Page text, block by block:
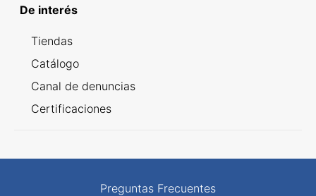
De interés
Tiendas
Catálogo
Canal de denuncias
Certificaciones
Preguntas Frecuentes